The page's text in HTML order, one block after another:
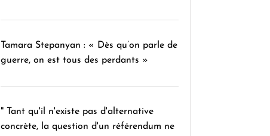
Tamara Stepanyan : « Dès qu’on parle de
guerre, on est tous des perdants »
" Tant qu'il n'existe pas d'alternative
concrète, la question d'un référendum ne